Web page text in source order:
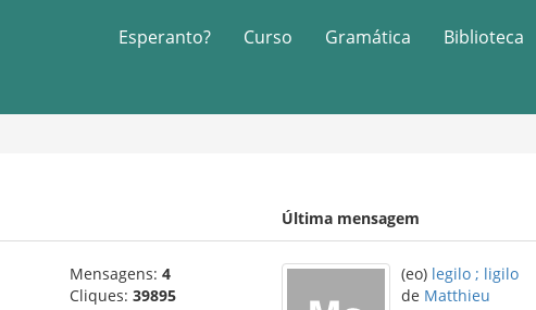
Esperanto? Curso Gramática Biblioteca
Última mensagem
Mensagens: 4
Cliques: 39895
(eo) legilo ; ligilo
de Matthieu